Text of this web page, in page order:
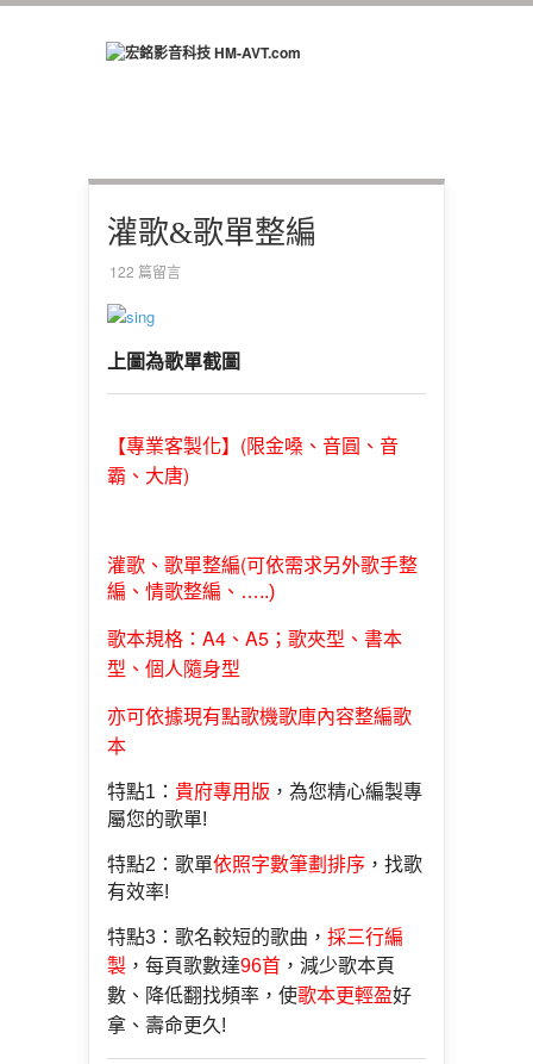
灌歌&歌單整編
122 篇留言
上圖為歌單截圖
【專業客製化】 (限金嗓、音圓、音
霸、大唐)
灌歌、 歌單整編(可依需求另外歌手整
編、情歌整編、…..)
歌本規格：A4、A5；歌夾型、書本
型、個人隨身型
亦可依據現有點歌機歌庫內容整編歌
本
特點1： 貴府專用版 ，為您精心編製專
屬您的歌單!
特點2：歌單依照字數筆劃排序 ，找歌
有效率!
特點3：歌名較短的歌曲， 採三行編
製 ，每頁歌數達96首 ，減少歌本頁
數、降低翻找頻率，使歌本更輕盈好
拿、壽命更久!